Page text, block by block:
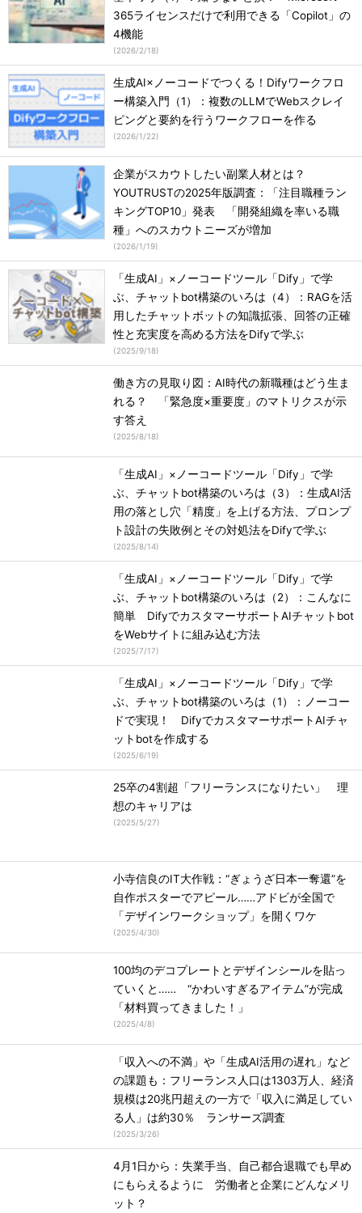
365ライセンスだけで利用できる「Copilot」の
4機能
(2026/2/18)
生成AI×ノーコードでつくる！Difyワークフロ
ー構築入門（1）：複数のLLMでWebスクレイ
ピングと要約を行うワークフローを作る
(2026/1/22)
企業がスカウトしたい副業人材とは？
YOUTRUSTの2025年版調査：「注目職種ラン
キングTOP10」発表 「開発組織を率いる職
種」へのスカウトニーズが増加
(2026/1/19)
「生成AI」×ノーコードツール「Dify」で学
ぶ、チャットbot構築のいろは（4）：RAGを活
用したチャットボットの知識拡張、回答の正確
性と充実度を高める方法をDifyで学ぶ
(2025/9/18)
働き方の見取り図：AI時代の新職種はどう生ま
れる？ 「緊急度×重要度」のマトリクスが示
す答え
(2025/8/18)
「生成AI」×ノーコードツール「Dify」で学
ぶ、チャットbot構築のいろは（3）：生成AI活
用の落とし穴「精度」を上げる方法、プロンプ
ト設計の失敗例とその対処法をDifyで学ぶ
(2025/8/14)
「生成AI」×ノーコードツール「Dify」で学
ぶ、チャットbot構築のいろは（2）：こんなに
簡単 DifyでカスタマーサポートAIチャットbot
をWebサイトに組み込む方法
(2025/7/17)
「生成AI」×ノーコードツール「Dify」で学
ぶ、チャットbot構築のいろは（1）：ノーコー
ドで実現！ DifyでカスタマーサポートAIチャ
ットbotを作成する
(2025/6/19)
25卒の4割超「フリーランスになりたい」 理
想のキャリアは
(2025/5/27)
小寺信良のIT大作戦：“ぎょうざ日本一奪還”を
自作ポスターでアピール……アドビが全国で
「デザインワークショップ」を開くワケ
(2025/4/30)
100均のデコプレートとデザインシールを貼っ
ていくと…… “かわいすぎるアイテム”が完成
「材料買ってきました！」
(2025/4/8)
「収入への不満」や「生成AI活用の遅れ」など
の課題も：フリーランス人口は1303万人、経済
規模は20兆円超えの一方で「収入に満足してい
る人」は約30％ ランサーズ調査
(2025/3/26)
4月1日から：失業手当、自己都合退職でも早め
にもらえるように 労働者と企業にどんなメリ
ット？